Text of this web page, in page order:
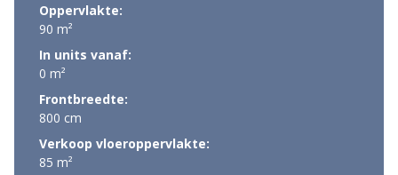
Oppervlakte:
90 m²
In units vanaf:
0 m²
Frontbreedte:
800 cm
Verkoop vloeroppervlakte:
85 m²